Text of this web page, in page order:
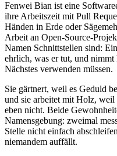
Fenwei Bian ist eine
ihre Arbeitszeit mit Pull
Händen in Erde oder
Arbeit an Open-Source-
Namen Schnittstellen sind:
ehrlich, was er tut, und
Nächstes verwenden müssen.
Sie gärtnert, weil es Geduld
und sie arbeitet mit Holz, weil
eben nicht. Beide
Namensgebung: zweimal
Stelle nicht einfach
niemandem auffällt.